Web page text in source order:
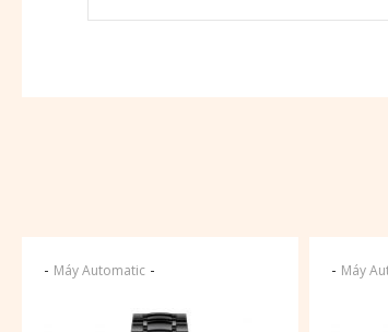
- Máy Automatic - - Máy